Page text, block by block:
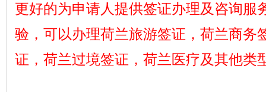
更好的为申请人提供签证办理及咨询服
验，可以办理荷兰旅游签证，荷兰商务
证，荷兰过境签证，荷兰医疗及其他类